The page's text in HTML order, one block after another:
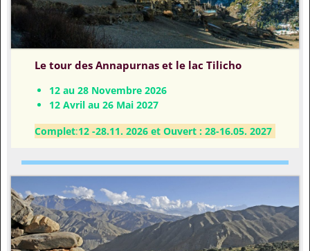
Le tour des Annapurnas et le lac Tilicho
12 au 28 Novembre 2026
12 Avril au 26 Mai 2027
Complet:12 -28.11. 2026 et Ouvert : 28-16.05. 2027